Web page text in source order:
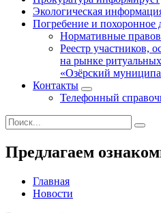
Экологическая
Погребение и похоронное
Нормативные
Реестр участников,
на рынке
«Озёрский
Контакты
Телефонный
Предлагаем
Главная
Новости